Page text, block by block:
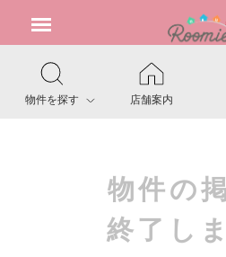
物件を探す 店舗案内
物件の
終了し